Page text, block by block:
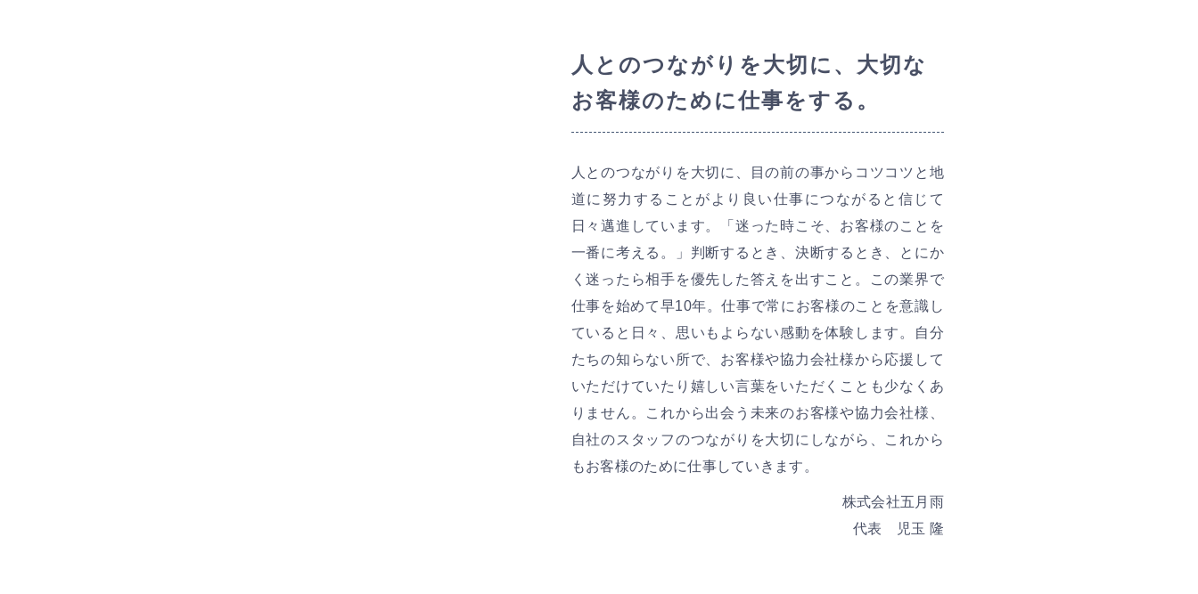
人とのつながりを大切に、大切な
お客様のために仕事をする。
人とのつながりを大切に、目の前の事からコツコツと地
道に努力することがより良い仕事につながると信じて
日々邁進しています。「迷った時こそ、お客様のことを
一番に考える。」判断するとき、決断するとき、とにか
く迷ったら相手を優先した答えを出すこと。この業界で
仕事を始めて早10年。仕事で常にお客様のことを意識し
ていると日々、思いもよらない感動を体験します。自分
たちの知らない所で、お客様や協力会社様から応援して
いただけていたり嬉しい言葉をいただくことも少なくあ
りません。これから出会う未来のお客様や協力会社様、
自社のスタッフのつながりを大切にしながら、これから
もお客様のために仕事していきます。
株式会社五月雨
代表 児玉 隆